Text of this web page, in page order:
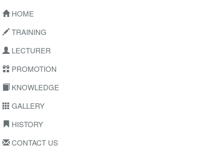
HOME
TRAINING
LECTURER
PROMOTION
KNOWLEDGE
GALLERY
HISTORY
CONTACT US